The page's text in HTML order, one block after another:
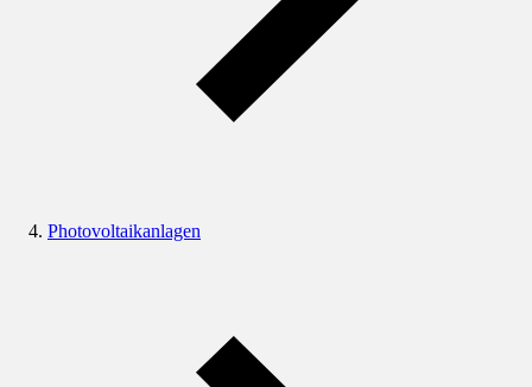
Photovoltaikanlagen